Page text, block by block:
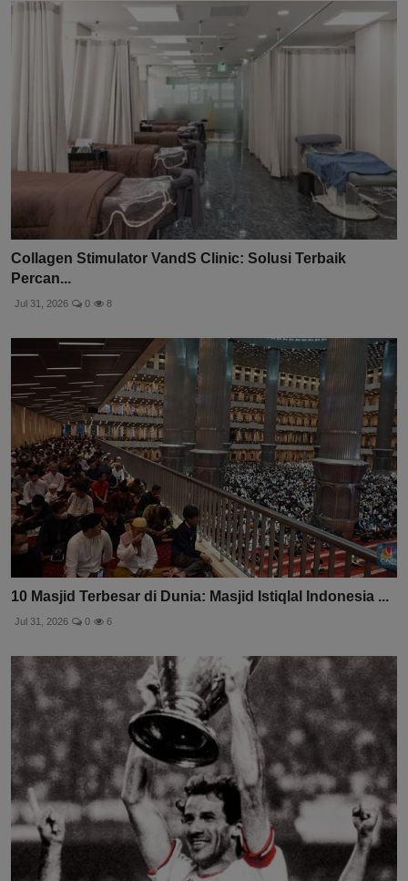
Collagen Stimulator VandS Clinic: Solusi Terbaik
Percan...
Jul 31, 2026 0 8
10 Masjid Terbesar di Dunia: Masjid Istiqlal Indonesia ...
Jul 31, 2026 0 6